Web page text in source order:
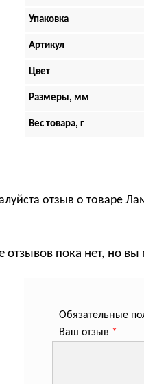
Упаковка
Артикул
Цвет
Размеры, мм
Вес товара, г
отзыв о товаре
пока нет, но вы
Обязательные
Ваш отзыв *